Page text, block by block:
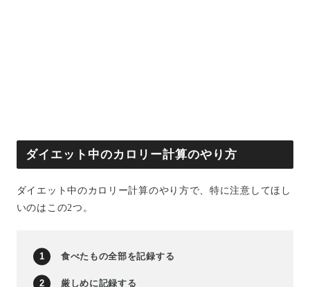
ダイエット中のカロリー計算のやり方
ダイエット中のカロリー計算のやり方で、特に注意してほし
いのはこの2つ。
食べたもの全部を記録する
厳しめに記録する